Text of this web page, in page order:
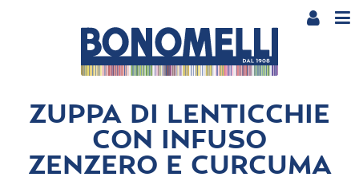
ZUPPA DI LENTICCHIE
CON INFUSO
ZENZERO E CURCUMA